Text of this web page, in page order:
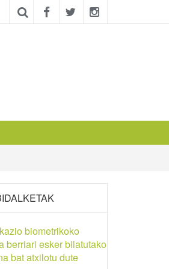
biometrikoko
berriari esker bilatutako
bat atxilotu dute